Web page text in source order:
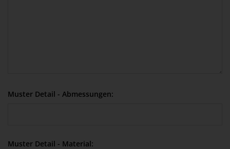
Muster Detail - Abmessungen:
Muster Detail - Material: